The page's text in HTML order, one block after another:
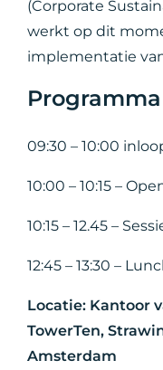
(Corporate
werkt op dit
implementatie
Programma
09:30 – 10:00
10:00 – 10:15 –
10:15 – 12.45 –
12:45 – 13:30 –
Locatie: Kantoor
TowerTen,
Amsterdam